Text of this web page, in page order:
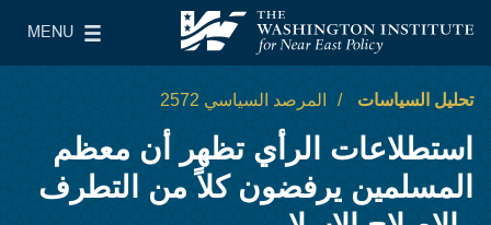
معهد واشنطن لسياسات الشرق الأدنى
MENU
Main Menu
تحليل السياسات المرصد السياسي 2572
استطلاعات الرأي تظهر أن معظم
المسلمين يرفضون كلاً من التطرف